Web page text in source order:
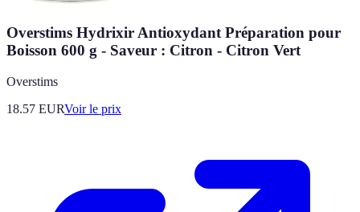
Overstims Hydrixir Antioxydant Préparation pour
Boisson 600 g - Saveur : Citron - Citron Vert
Overstims
18.57 EURVoir le prix